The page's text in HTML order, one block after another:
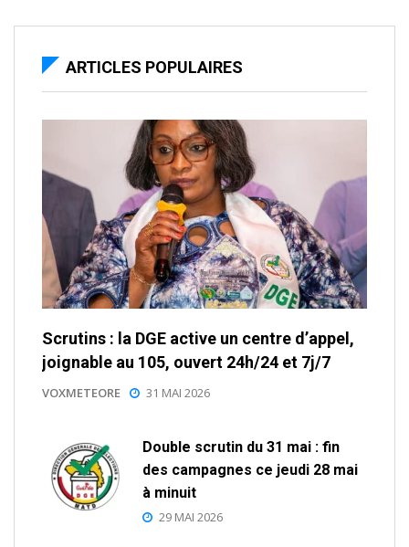
ARTICLES POPULAIRES
Scrutins : la DGE active un centre d’appel,
joignable au 105, ouvert 24h/24 et 7j/7
VOXMETEORE 31 MAI 2026
Double scrutin du 31 mai : fin
des campagnes ce jeudi 28 mai
à minuit
29 MAI 2026